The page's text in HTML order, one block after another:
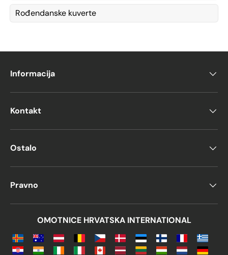
Rođendanske kuverte
Informacija
Kontakt
Ostalo
Pravno
OMOTNICE HRVATSKA INTERNATIONAL